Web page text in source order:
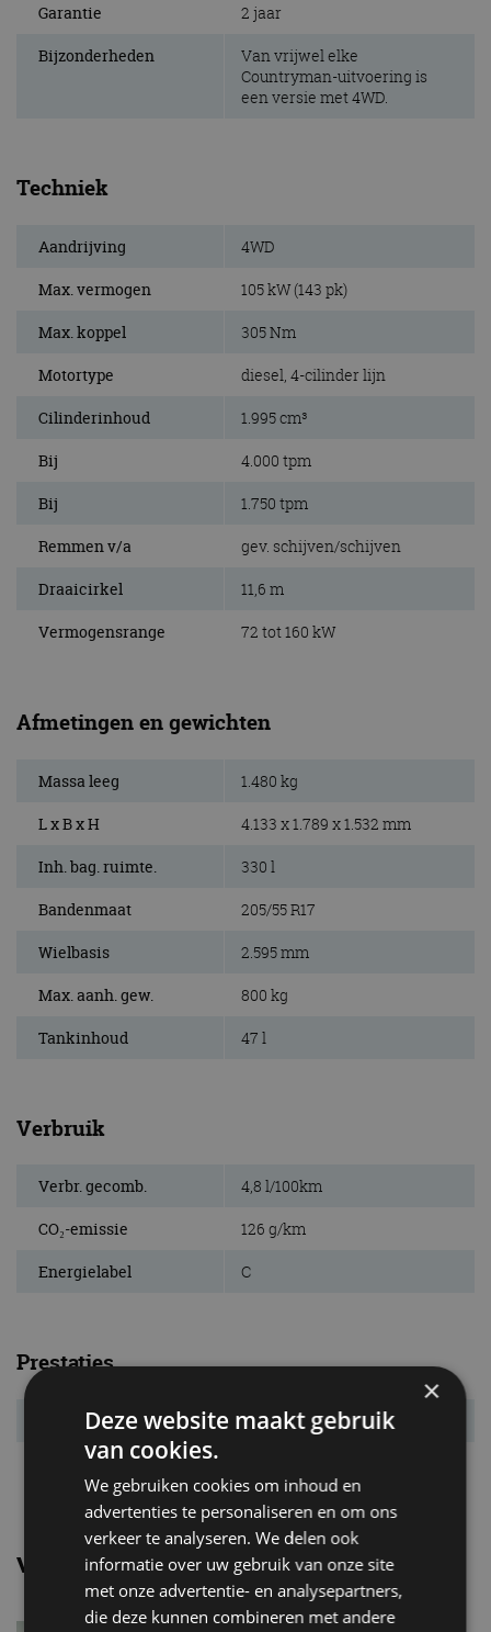
Garantie 2 jaar
Bijzonderheden
Van vrijwel elke
Countryman-uitvoering is
een versie met 4WD.
Techniek
Aandrijving 4WD
Max. vermogen 105 kW (143 pk)
Max. koppel 305 Nm
Motortype diesel, 4-cilinder lijn
Cilinderinhoud 1.995 cm³
Bij 4.000 tpm
Bij 1.750 tpm
Remmen v/a gev. schijven/schijven
Draaicirkel 11,6 m
Vermogensrange 72 tot 160 kW
Afmetingen en gewichten
Massa leeg 1.480 kg
L x B x H 4.133 x 1.789 x 1.532 mm
Inh. bag. ruimte. 330 l
Bandenmaat 205/55 R17
Wielbasis 2.595 mm
Max. aanh. gew. 800 kg
Tankinhoud 47 l
Verbruik
Verbr. gecomb. 4,8 l/100km
CO₂-emissie 126 g/km
Energielabel C
Prestaties
Acc. 0-100 km/u 9,3 s
Topsnelheid
Vergelijkbare uitvoeringen
×
Deze website maakt gebruik
van cookies.
We gebruiken cookies om inhoud en
advertenties te personaliseren en om ons
verkeer te analyseren. We delen ook
informatie over uw gebruik van onze site
met onze advertentie- en analysepartners,
die deze kunnen combineren met andere